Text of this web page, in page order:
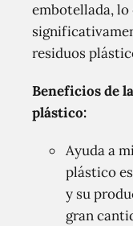
embotellada,
residuos
Beneficios de
plástico:
Ayuda a
plástico
y su
gran